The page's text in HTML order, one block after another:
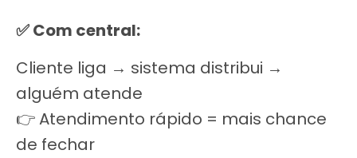
✅ Com central:
Cliente liga → sistema distribui →
alguém atende
👉 Atendimento rápido = mais chance
de fechar